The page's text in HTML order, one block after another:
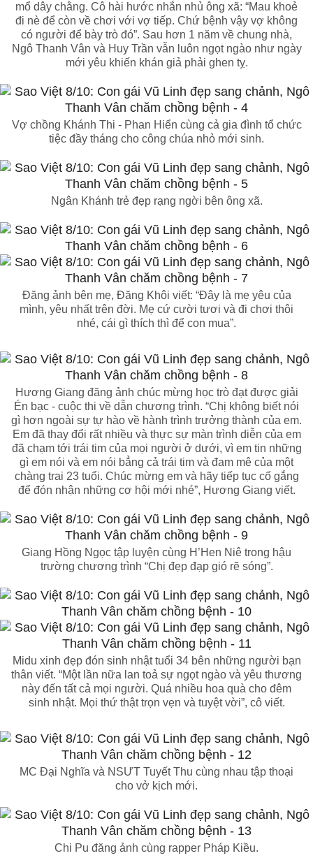
mổ dây chằng. Cô hài hước nhắn nhủ ông xã: “Mau khoẻ
đi nè để còn về chơi với vợ tiếp. Chứ bệnh vậy vợ không
có người để bày trò đó”. Sau hơn 1 năm về chung nhà,
Ngô Thanh Vân và Huy Trần vẫn luôn ngọt ngào như ngày
mới yêu khiến khán giả phải ghen tỵ.
Vợ chồng Khánh Thi - Phan Hiển cùng cả gia đình tổ chức
tiệc đầy tháng cho công chúa nhỏ mới sinh.
Ngân Khánh trẻ đẹp rạng ngời bên ông xã.
Đăng ảnh bên mẹ, Đăng Khôi viết: “Đây là mẹ yêu của
mình, yêu nhất trên đời. Mẹ cứ cười tươi và đi chơi thôi
nhé, cái gì thích thì để con mua”.
Hương Giang đăng ảnh chúc mừng học trò đạt được giải
Én bạc - cuộc thi về dẫn chương trình. “Chị không biết nói
gì hơn ngoài sự tự hào về hành trình trưởng thành của em.
Em đã thay đổi rất nhiều và thực sự màn trình diễn của em
đã chạm tới trái tim của mọi người ở dưới, vì em tin những
gì em nói và em nói bẳng cả trái tim và đam mê của một
chàng trai 23 tuổi. Chúc mừng em và hãy tiếp tục cố gắng
để đón nhận những cơ hội mới nhé”, Hương Giang viết.
Giang Hồng Ngọc tập luyện cùng H’Hen Niê trong hậu
trường chương trình “Chị đẹp đạp gió rẽ sóng”.
Midu xinh đẹp đón sinh nhật tuổi 34 bên những người bạn
thân viết. “Một lần nữa lan toả sự ngọt ngào và yêu thương
này đến tất cả mọi người. Quá nhiều hoa quà cho đêm
sinh nhật. Mọi thứ thật trọn vẹn và tuyệt vời”, cô viết.
MC Đại Nghĩa và NSƯT Tuyết Thu cùng nhau tập thoại
cho vở kịch mới.
Chi Pu đăng ảnh cùng rapper Pháp Kiều.